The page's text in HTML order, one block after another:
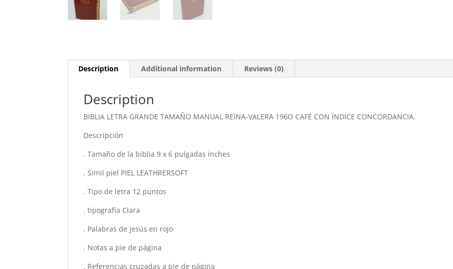
Description Additional information Reviews (0)
Description
BIBLIA LETRA GRANDE TAMAÑO MANUAL REINA-VALERA 196O CAFÉ CON ÍNDICE CONCORDANCIA.
Descripción
. Tamaño de la biblia 9 x 6 pulgadas inches
. Simil piel PIEL LEATHRERSOFT
. Tipo de letra 12 puntos
. tipografía Clara
. Palabras de Jesús en rojo
. Notas a pie de página
. Referencias cruzadas a pie de página